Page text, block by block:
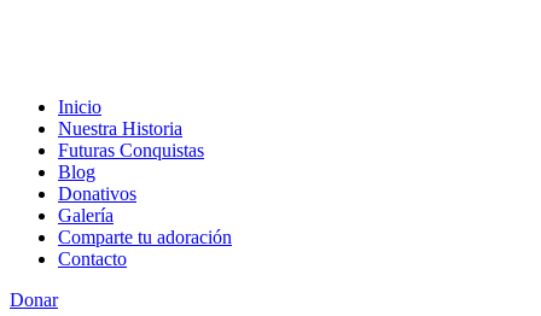
Inicio
Nuestra Historia
Futuras Conquistas
Blog
Donativos
Galería
Comparte tu adoración
Contacto
Donar